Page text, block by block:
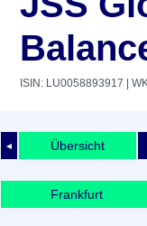
ISIN: LU0058893917 |
◄ Übersicht
Frankfurt